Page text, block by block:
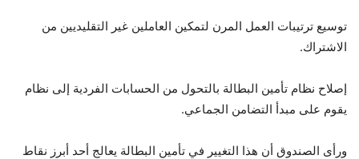
توسيع ترتيبات العمل المرن لتمكين العاملين غير التقليديين من
الاشتراك.
إصلاح نظام تأمين البطالة بالتحول من الحسابات الفردية إلى نظام
يقوم على مبدأ التضامن الجماعي.
ورأى الصندوق أن هذا التغيير في تأمين البطالة يعالج أحد أبرز نقاط